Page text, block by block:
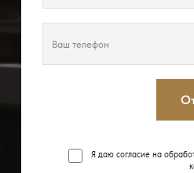
Я даю согласие на